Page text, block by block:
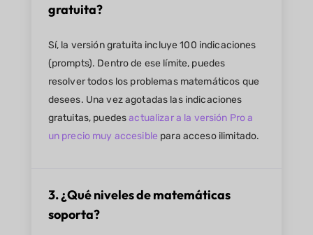
gratuita?
Sí, la versión gratuita incluye 100 indicaciones
(prompts). Dentro de ese límite, puedes
resolver todos los problemas matemáticos que
desees. Una vez agotadas las indicaciones
gratuitas, puedesactualizar a la versión Pro a
un precio muy accesible para acceso ilimitado.
3. ¿Qué niveles de matemáticas
soporta?